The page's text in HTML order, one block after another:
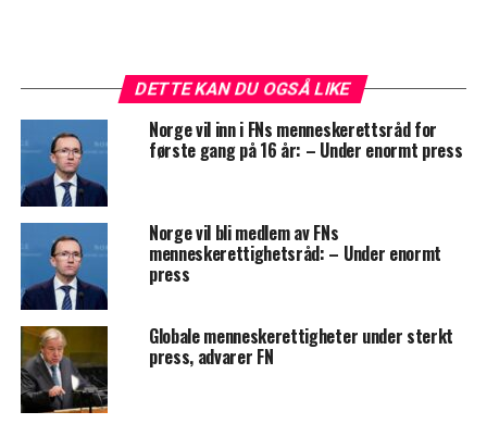
DETTE KAN DU OGSÅ LIKE
Norge vil inn i FNs menneskerettsråd for
første gang på 16 år: – Under enormt press
Norge vil bli medlem av FNs
menneskerettighetsråd: – Under enormt
press
Globale menneskerettigheter under sterkt
press, advarer FN